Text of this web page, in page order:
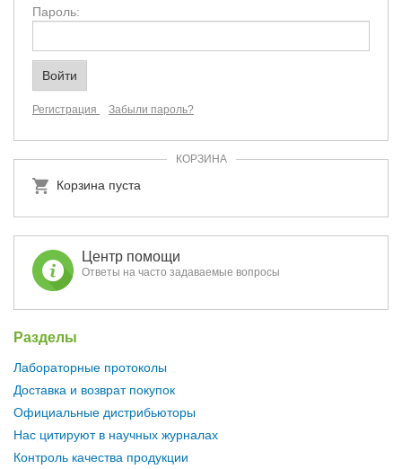
Пароль:
Регистрация Забыли пароль?
КОРЗИНА
Корзина пуста
Центр помощи
Ответы на часто задаваемые вопросы
Разделы
Лабораторные протоколы
Доставка и возврат покупок
Официальные дистрибьюторы
Нас цитируют в научных журналах
Контроль качества продукции